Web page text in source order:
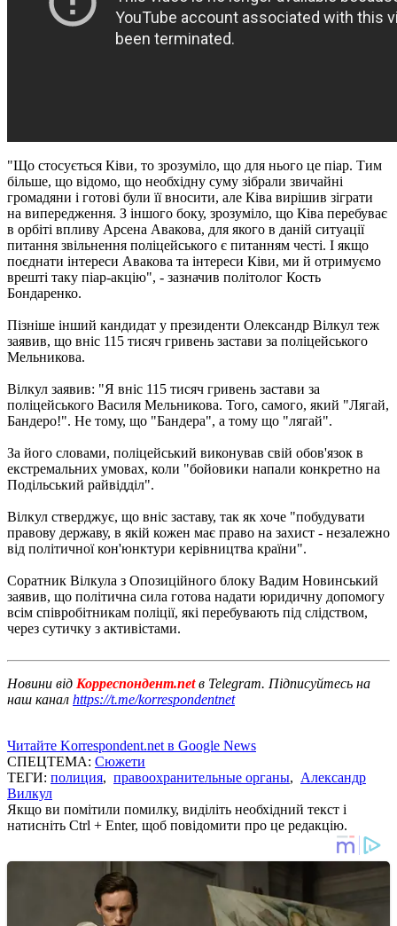
"Що стосується Ківи, то зрозуміло, що для нього це піар. Тим
більше, що відомо, що необхідну суму зібрали звичайні
громадяни і готові були її вносити, але Ківа вирішив зіграти
на випередження. З іншого боку, зрозуміло, що Ківа перебуває
в орбіті впливу Арсена Авакова, для якого в даній ситуації
питання звільнення поліцейського є питанням честі. І якщо
поєднати інтереси Авакова та інтереси Ківи, ми й отримуємо
врешті таку піар-акцію", - зазначив політолог Кость
Бондаренко.
Пізніше інший кандидат у президенти Олександр Вілкул теж
заявив, що вніс 115 тисяч гривень застави за поліцейського
Мельникова.
Вілкул заявив: "Я вніс 115 тисяч гривень застави за
поліцейського Василя Мельникова. Того, самого, який "Лягай,
Бандеро!". Не тому, що "Бандера", а тому що "лягай".
За його словами, поліцейський виконував свій обов'язок в
екстремальних умовах, коли "бойовики напали конкретно на
Подільський райвідділ".
Вілкул стверджує, що вніс заставу, так як хоче "побудувати
правову державу, в якій кожен має право на захист - незалежно
від політичної кон'юнктури керівництва країни".
Соратник Вілкула з Опозиційного блоку Вадим Новинський
заявив, що політична сила готова надати юридичну допомогу
всім співробітникам поліції, які перебувають під слідством,
через сутичку з активістами.
Новини від Корреспондент.netв Telegram. Підписуйтесь на
наш канал https://t.me/korrespondentnet
Читайте Korrespondent.net в Google News
СПЕЦТЕМА: Сюжети
ТЕГИ: полиция, правоохранительные органы, Александр
Вилкул
Якщо ви помітили помилку, виділіть необхідний текст і
натисніть Ctrl + Enter, щоб повідомити про це редакцію.